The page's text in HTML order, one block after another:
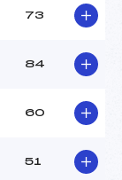
57.4100
73
84
60
51